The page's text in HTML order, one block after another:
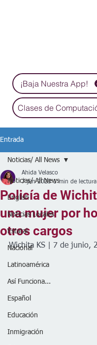
¡Baja Nuestra App!
Clases de
Entrada
Noticias/ All News
English
Noticias Locales
Estatal
Nacional
Latinoamérica
Así Funciona...
Español
Educación
Inmigración
Noticias/ All News
Policía de
una mujer por
otros cargos
Ahida Velasco
7 jun 2023 1 min de lectura
Wichita KS | 7 de junio,